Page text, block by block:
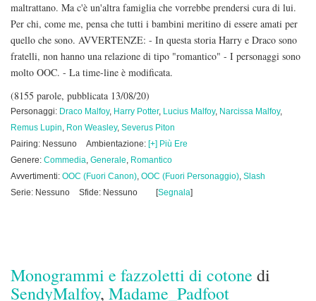
maltrattano. Ma c'è un'altra famiglia che vorrebbe prendersi cura di lui.
Per chi, come me, pensa che tutti i bambini meritino di essere amati per
quello che sono. AVVERTENZE: - In questa storia Harry e Draco sono
fratelli, non hanno una relazione di tipo "romantico" - I personaggi sono
molto OOC. - La time-line è modificata.
(8155 parole, pubblicata 13/08/20)
Personaggi: Draco Malfoy, Harry Potter, Lucius Malfoy, Narcissa Malfoy,
Remus Lupin, Ron Weasley, Severus Piton
Pairing: Nessuno
Ambientazione: [+] Più Ere
Genere: Commedia, Generale, Romantico
Avvertimenti: OOC (Fuori Canon), OOC (Fuori Personaggio), Slash
Serie: Nessuno
Sfide: Nessuno [Segnala]
Monogrammi e fazzoletti di cotone di
SendyMalfoy, Madame_Padfoot